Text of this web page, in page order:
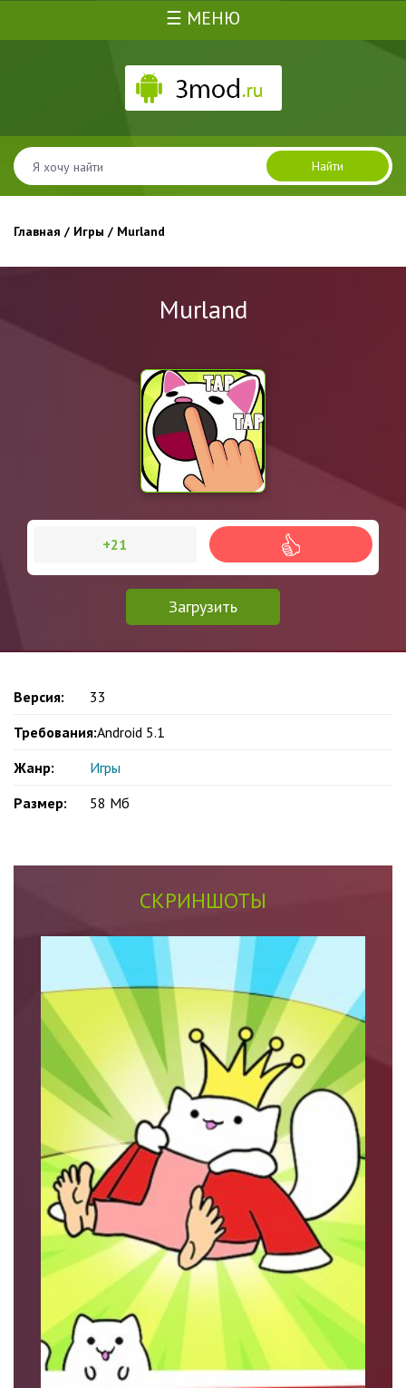
☰ МЕНЮ
Найти
Главная / Игры / Murland
Murland
Загрузить
+21
Версия:
33
Требования:Android 5.1
Жанр:
Игры
Размер:
58 Мб
СКРИНШОТЫ